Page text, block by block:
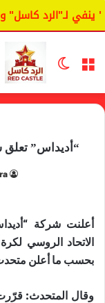
لـ"الرد
القائمة الوضع المظلم
“أديداس” تعلق
أعلنت شركة
الاتحاد الروسي
بحسب ما أعلن متحدث
وقال المتحدث: